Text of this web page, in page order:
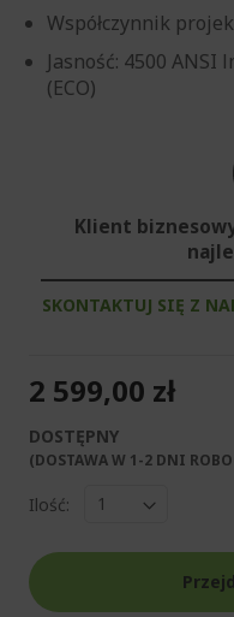
Współczynnik
Jasność: 4500 ANSI
(ECO)
Klient
SKONTAKTUJ SIĘ Z
2 599,00 zł
DOSTĘPNY
(DOSTAWA W 1-2 DNI
Ilość: